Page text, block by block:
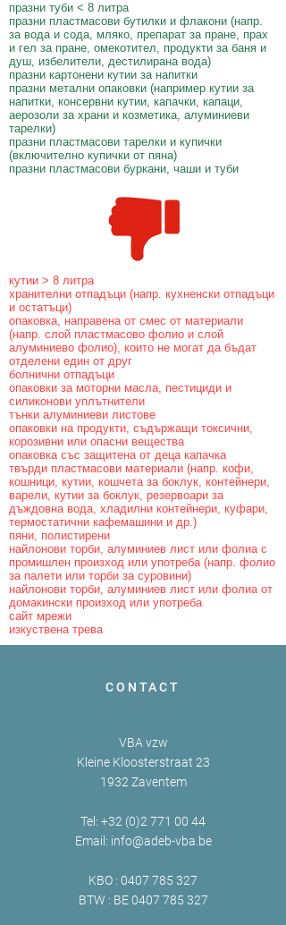
празни туби < 8 литра
празни пластмасови бутилки и флакони (напр.
за вода и сода, мляко, препарат за пране, прах
и гел за пране, омекотител, продукти за баня и
душ, избелители, дестилирана вода)
празни картонени кутии за напитки
празни метални опаковки (например кутии за
напитки, консервни кутии, капачки, капаци,
аерозоли за храни и козметика, алуминиеви
тарелки)
празни пластмасови тарелки и купички
(включително купички от пяна)
празни пластмасови буркани, чаши и туби
кутии > 8 литра
хранителни отпадъци (напр. кухненски отпадъци
и остатъци)
опаковка, направена от смес от материали
(напр. слой пластмасово фолио и слой
алуминиево фолио), които не могат да бъдат
отделени един от друг
болнични отпадъци
опаковки за моторни масла, пестициди и
силиконови уплътнители
тънки алуминиеви листове
опаковки на продукти, съдържащи токсични,
корозивни или опасни вещества
опаковка със защитена от деца капачка
твърди пластмасови материали (напр. кофи,
кошници, кутии, кошчета за боклук, контейнери,
варели, кутии за боклук, резервоари за
дъждовна вода, хладилни контейнери, куфари,
термостатични кафемашини и др.)
пяни, полистирени
найлонови торби, алуминиев лист или фолиа с
промишлен произход или употреба (напр. фолио
за палети или торби за суровини)
найлонови торби, алуминиев лист или фолиа от
домакински произход или употреба
сайт мрежи
изкуствена трева
CONTACT
VBA vzw
Kleine Kloosterstraat 23
1932 Zaventem
Tel: +32 (0)2 771 00 44
Email: info@adeb-vba.be
KBO : 0407 785 327
BTW : BE0407 785 327